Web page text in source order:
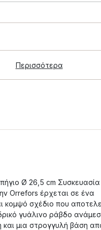
Περισσότερα
Ø 26,5 cm Συσκευασία
Orrefors έρχεται σε ένα
κομψό σχέδιο που
γυάλινο ράβδο
μια στρογγυλή βάση